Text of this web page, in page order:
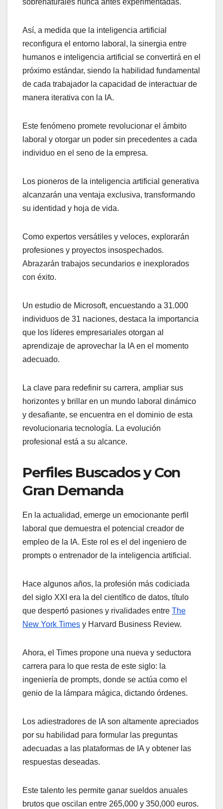
sobrenaturales nunca antes experimentadas.
Así, a medida que la inteligencia artificial
reconfigura el entorno laboral, la sinergia entre
humanos e inteligencia artificial se convertirá en el
próximo estándar, siendo la habilidad fundamental
de cada trabajador la capacidad de interactuar de
manera iterativa con la IA.
Este fenómeno promete revolucionar el ámbito
laboral y otorgar un poder sin precedentes a cada
individuo en el seno de la empresa.
Los pioneros de la inteligencia artificial generativa
alcanzarán una ventaja exclusiva, transformando
su identidad y hoja de vida.
Como expertos versátiles y veloces, explorarán
profesiones y proyectos insospechados.
Abrazarán trabajos secundarios e inexplorados
con éxito.
Un estudio de Microsoft, encuestando a 31.000
individuos de 31 naciones, destaca la importancia
que los líderes empresariales otorgan al
aprendizaje de aprovechar la IA en el momento
adecuado.
La clave para redefinir su carrera, ampliar sus
horizontes y brillar en un mundo laboral dinámico
y desafiante, se encuentra en el dominio de esta
revolucionaria tecnología. La evolución
profesional está a su alcance.
Perfiles Buscados y Con
Gran Demanda
En la actualidad, emerge un emocionante perfil
laboral que demuestra el potencial creador de
empleo de la IA. Este rol es el del ingeniero de
prompts o entrenador de la inteligencia artificial.
Hace algunos años, la profesión más codiciada
del siglo XXI era la del científico de datos, título
que despertó pasiones y rivalidades entre The
New York Times y Harvard Business Review.
Ahora, el Times propone una nueva y seductora
carrera para lo que resta de este siglo: la
ingeniería de prompts, donde se actúa como el
genio de la lámpara mágica, dictando órdenes.
Los adiestradores de IA son altamente apreciados
por su habilidad para formular las preguntas
adecuadas a las plataformas de IA y obtener las
respuestas deseadas.
Este talento les permite ganar sueldos anuales
brutos que oscilan entre 265,000 y 350,000 euros.